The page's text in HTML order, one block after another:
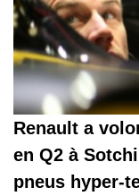
Renault a
en Q2 à
pneus hyper-